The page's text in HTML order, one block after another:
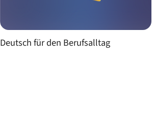
Deutsch für den Berufsalltag